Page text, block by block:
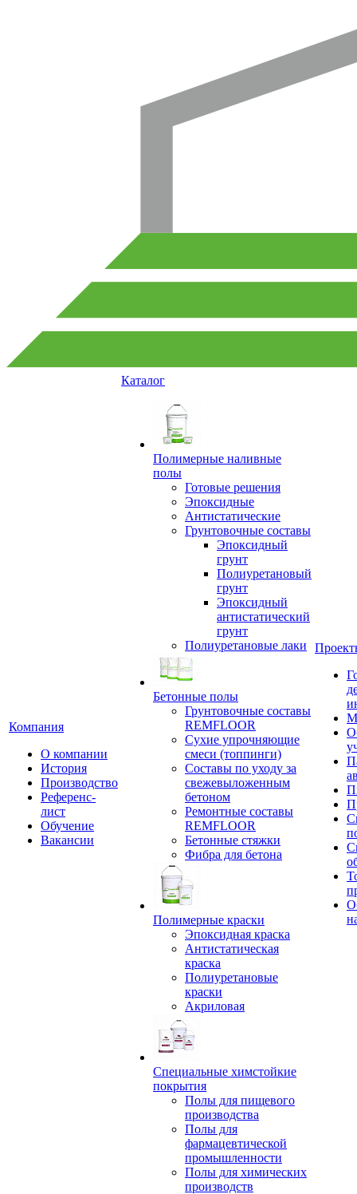
Компания
О компании
История
Производство
Референс-
лист
Обучение
Вакансии
Каталог
Полимерные наливные
полы
Готовые решения
Эпоксидные
Антистатические
Грунтовочные составы
Эпоксидный
грунт
Полиуретановый
грунт
Эпоксидный
антистатический
грунт
Полиуретановые лаки
Бетонные полы
Грунтовочные составы
REMFLOOR
Сухие упрочняющие
смеси (топпинги)
Составы по уходу за
свежевыложенным
бетоном
Ремонтные составы
REMFLOOR
Бетонные стяжки
Фибра для бетона
Полимерные краски
Эпоксидная краска
Антистатическая
краска
Полиуретановые
краски
Акриловая
Специальные химстойкие
покрытия
Полы для пищевого
производства
Полы для
фармацевтической
промышленности
Полы для химических
производств